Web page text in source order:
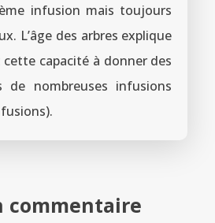
infusion mais toujours
L’âge des arbres explique
capacité à donner des
de nombreuses infusions
commentaire